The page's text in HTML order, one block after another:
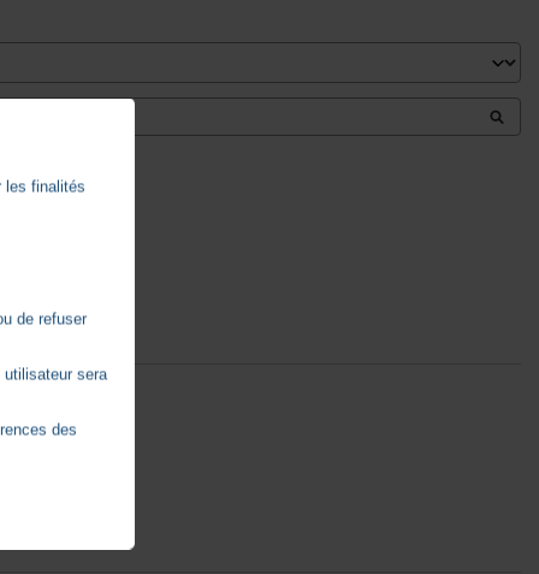
les finalités
de refuser
sera
des